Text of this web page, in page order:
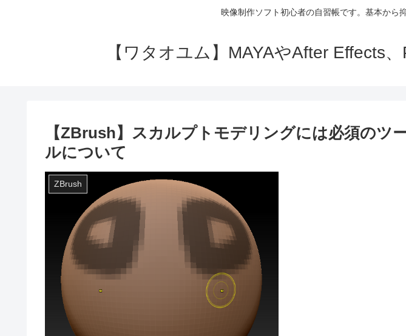
映像制作ソフト初心者の自習帳です。基本から
【ワタオユム】MAYAやAfter Effects
【ZBrush】スカルプトモデリングには必須のツ
ルについて
ZBrush